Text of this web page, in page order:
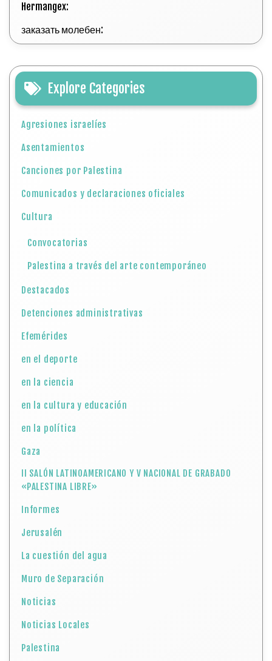
Hermangex:
заказать молебен:
Explore Categories
Agresiones israelíes
Asentamientos
Canciones por Palestina
Comunicados y declaraciones oficiales
Cultura
Convocatorias
Palestina a través del arte contemporáneo
Destacados
Detenciones administrativas
Efemérides
en el deporte
en la ciencia
en la cultura y educación
en la política
Gaza
II SALÓN LATINOAMERICANO Y V NACIONAL DE GRABADO
«PALESTINA LIBRE»
Informes
Jerusalén
La cuestión del agua
Muro de Separación
Noticias
Noticias Locales
Palestina